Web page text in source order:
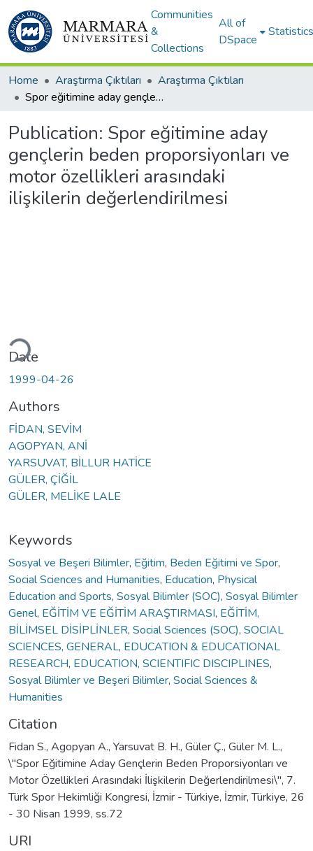
Communities
&
Collections
All of
DSpace
Statistics
Home Araştırma Çıktıları
Araştırma Çıktıları
Spor eğitimine aday gençlerin beden proporsiyonları ve motor özellikleri arasındaki ilişkilerin değerlendirilmesi
Publication: Spor eğitimine aday
gençlerin beden proporsiyonları ve
motor özellikleri arasındaki
ilişkilerin değerlendirilmesi
Date
1999-04-26
Authors
FİDAN, SEVİM
AGOPYAN, ANİ
YARSUVAT, BİLLUR HATİCE
GÜLER, ÇİĞİL
GÜLER, MELİKE LALE
Keywords
Sosyal ve Beşeri Bilimler, Eğitim, Beden Eğitimi ve Spor,
Social Sciences and Humanities, Education, Physical
Education and Sports, Sosyal Bilimler (SOC), Sosyal Bilimler
Genel, EĞİTİM VE EĞİTİM ARAŞTIRMASI, EĞİTİM,
BİLİMSEL DİSİPLİNLER, Social Sciences (SOC), SOCIAL
SCIENCES, GENERAL, EDUCATION & EDUCATIONAL
RESEARCH, EDUCATION, SCIENTIFIC DISCIPLINES,
Sosyal Bilimler ve Beşeri Bilimler, Social Sciences &
Humanities
Citation
Fidan S., Agopyan A., Yarsuvat B. H., Güler Ç., Güler M. L.,
\"Spor Eğitimine Aday Gençlerin Beden Proporsiyonları ve
Motor Özellikleri Arasındaki İlişkilerin Değerlendirilmesi\", 7.
Türk Spor Hekimliği Kongresi, İzmir - Türkiye, İzmir, Türkiye, 26
- 30 Nisan 1999, ss.72
URI